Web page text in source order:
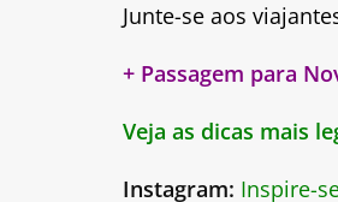
Junte-se aos
+ Passagem para
Veja as dicas mais
Instagram: Inspire-